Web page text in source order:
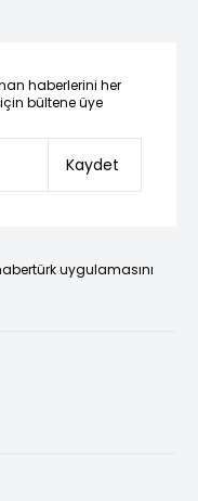
haberlerini her
bültene üye
Kaydet
uygulamasını